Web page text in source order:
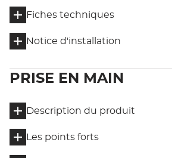
Fiches techniques
Notice d'installation
PRISE EN MAIN
Description du produit
Les points forts